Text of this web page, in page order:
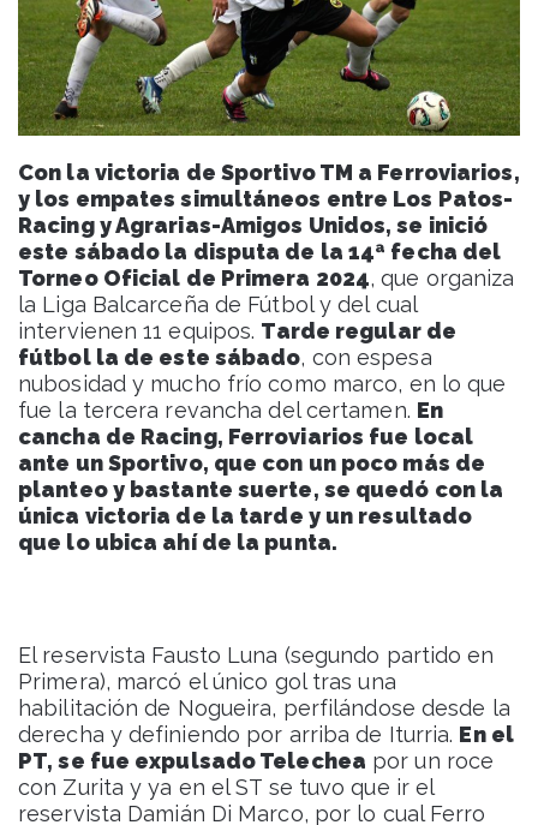
Con la victoria de Sportivo TM a Ferroviarios,
y los empates simultáneos entre Los Patos-
Racing y Agrarias-Amigos Unidos, se inició
este sábado la disputa de la 14ª fecha del
Torneo Oficial de Primera 2024, que organiza
la Liga Balcarceña de Fútbol y del cual
intervienen 11 equipos. Tarde regular de
fútbol la de este sábado, con espesa
nubosidad y mucho frío como marco, en lo que
fue la tercera revancha del certamen. En
cancha de Racing, Ferroviarios fue local
ante un Sportivo, que con un poco más de
planteo y bastante suerte, se quedó con la
única victoria de la tarde y un resultado
que lo ubica ahí de la punta.
El reservista Fausto Luna (segundo partido en
Primera), marcó el único gol tras una
habilitación de Nogueira, perfilándose desde la
derecha y definiendo por arriba de Iturria. En el
PT, se fue expulsado Telechea por un roce
con Zurita y ya en el ST se tuvo que ir el
reservista Damián Di Marco, por lo cual Ferro